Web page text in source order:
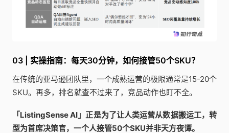
03 | 实操指南：每天30分钟，如何接管50个SKU？
在传统的亚马逊团队里，一个成熟运营的极限通常是15-20个
SKU。再多，排名就查不过来了，竞品动作也盯不全。
「ListingSense AI」正是为了让人类运营从数据搬运工，转
型为首席决策官，一个人接管50个SKU并非天方夜谭。